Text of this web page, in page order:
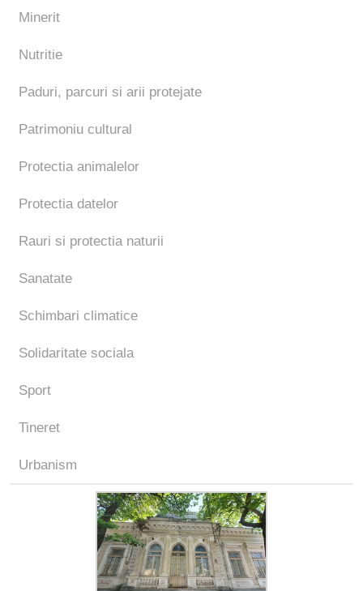
Minerit
Nutritie
Paduri, parcuri si arii protejate
Patrimoniu cultural
Protectia animalelor
Protectia datelor
Rauri si protectia naturii
Sanatate
Schimbari climatice
Solidaritate sociala
Sport
Tineret
Urbanism